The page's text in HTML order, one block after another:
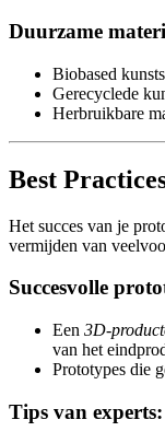
Duurzame
Biobased
Gerecyclede
Herbruikbare
Best
Het succes van je
vermijden van
Succesvolle
Een 3D-
van het
Prototypes die
Tips van experts: